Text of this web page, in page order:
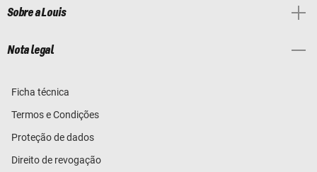
Sobre a Louis
Nota legal
Ficha técnica
Termos e Condições
Proteção de dados
Direito de revogação